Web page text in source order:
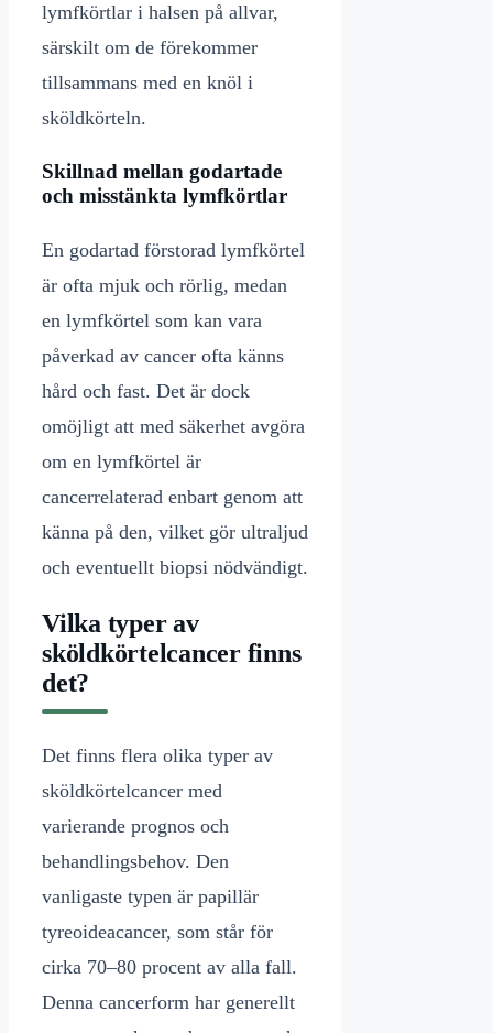
lymfkörtlar i halsen på allvar,
särskilt om de förekommer
tillsammans med en knöl i
sköldkörteln.
Skillnad mellan godartade
och misstänkta lymfkörtlar
En godartad förstorad lymfkörtel
är ofta mjuk och rörlig, medan
en lymfkörtel som kan vara
påverkad av cancer ofta känns
hård och fast. Det är dock
omöjligt att med säkerhet avgöra
om en lymfkörtel är
cancerrelaterad enbart genom att
känna på den, vilket gör ultraljud
och eventuellt biopsi nödvändigt.
Vilka typer av
sköldkörtelcancer finns
det?
Det finns flera olika typer av
sköldkörtelcancer med
varierande prognos och
behandlingsbehov. Den
vanligaste typen är papillär
tyreoideacancer, som står för
cirka 70–80 procent av alla fall.
Denna cancerform har generellt